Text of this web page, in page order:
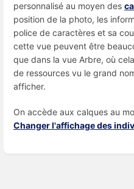
personnalisé au moyen des
position de la photo, les
police de caractères et sa
cette vue peuvent être
que dans la vue Arbre, où
de ressources vu le grand
afficher.
On accède aux calques au
Changer l'affichage des